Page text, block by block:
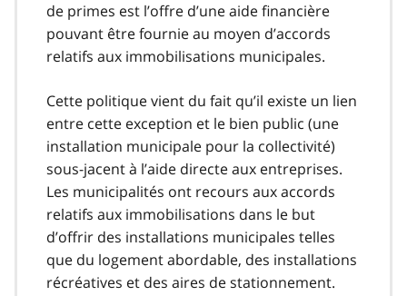
de primes est l’offre d’une aide financière
pouvant être fournie au moyen d’accords
relatifs aux immobilisations municipales.
Cette politique vient du fait qu’il existe un lien
entre cette exception et le bien public (une
installation municipale pour la collectivité)
sous-jacent à l’aide directe aux entreprises.
Les municipalités ont recours aux accords
relatifs aux immobilisations dans le but
d’offrir des installations municipales telles
que du logement abordable, des installations
récréatives et des aires de stationnement.